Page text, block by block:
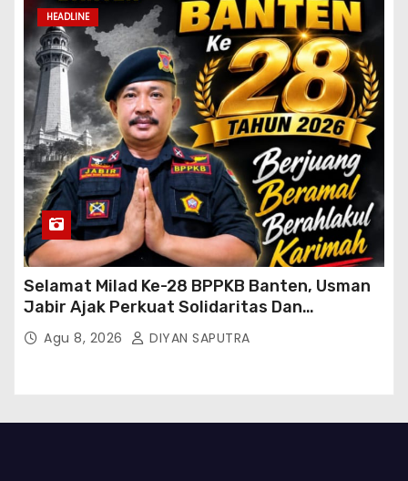
HEADLINE
Selamat Milad Ke-28 BPPKB Banten, Usman
Jabir Ajak Perkuat Solidaritas Dan
Kebersamaan
Agu 8, 2026 DIYAN SAPUTRA